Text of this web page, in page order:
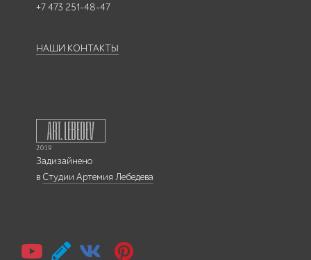
+7 473 251-48-47
НАШИ КОНТАКТЫ
Задизайнено
в Студии Артемия Лебедева